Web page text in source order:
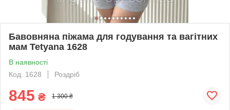
Бавовняна піжама для годування та вагітних
мам Tetyana 1628
В наявності
Код: 1628
Роздріб
845 ₴ 1 300 ₴